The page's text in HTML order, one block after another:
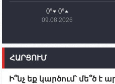
Ադրբեջանի
Ստեփանակերտ
10:07 02.10.2023
0° 0°
09.08.2026
ՀԱՐՑՈՒՄ
Ի՞նչ եք կարծում՝ մե՞ծ է